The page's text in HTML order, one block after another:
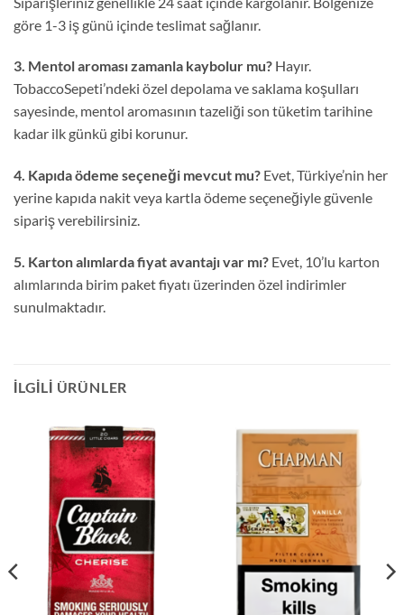
göre 1-3 iş günü içinde teslimat sağlanır.
3. Mentol aroması zamanla kaybolur mu? Hayır.
TobaccoSepeti’ndeki özel depolama ve saklama koşulları
sayesinde, mentol aromasının tazeliği son tüketim tarihine
kadar ilk günkü gibi korunur.
4. Kapıda ödeme seçeneği mevcut mu? Evet, Türkiye’nin her
yerine kapıda nakit veya kartla ödeme seçeneğiyle güvenle
sipariş verebilirsiniz.
5. Karton alımlarda fiyat avantajı var mı? Evet, 10’lu karton
alımlarında birim paket fiyatı üzerinden özel indirimler
sunulmaktadır.
İLGILI ÜRÜNLER